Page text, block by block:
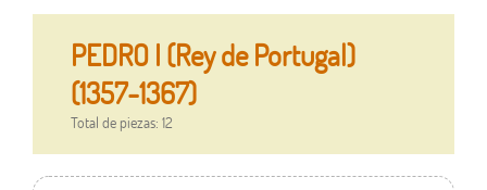
PEDRO I (Rey de Portugal)
(1357-1367)
Total de piezas: 12